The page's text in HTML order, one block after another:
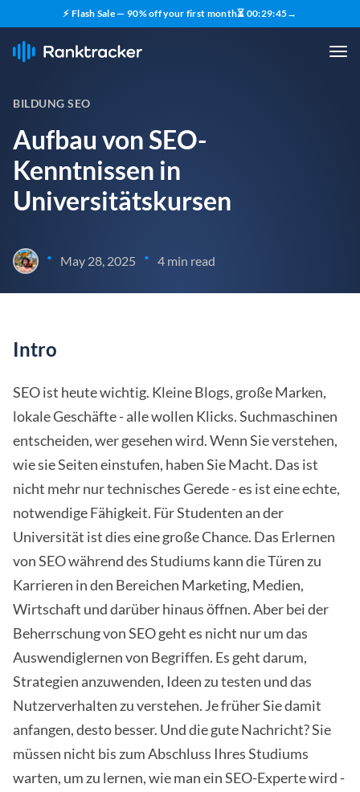
⚡ Flash Sale — 90% off your first month⏳ 00:29:45→
BILDUNG SEO
Aufbau von SEO-
Kenntnissen in
Universitätskursen
• May 28, 2025 • 4 min read
Intro
SEO ist heute wichtig. Kleine Blogs, große Marken,
lokale Geschäfte - alle wollen Klicks. Suchmaschinen
entscheiden, wer gesehen wird. Wenn Sie verstehen,
wie sie Seiten einstufen, haben Sie Macht. Das ist
nicht mehr nur technisches Gerede - es ist eine echte,
notwendige Fähigkeit. Für Studenten an der
Universität ist dies eine große Chance. Das Erlernen
von SEO während des Studiums kann die Türen zu
Karrieren in den Bereichen Marketing, Medien,
Wirtschaft und darüber hinaus öffnen. Aber bei der
Beherrschung von SEO geht es nicht nur um das
Auswendiglernen von Begriffen. Es geht darum,
Strategien anzuwenden, Ideen zu testen und das
Nutzerverhalten zu verstehen. Je früher Sie damit
anfangen, desto besser. Und die gute Nachricht? Sie
müssen nicht bis zum Abschluss Ihres Studiums
warten, um zu lernen, wie man ein SEO-Experte wird -